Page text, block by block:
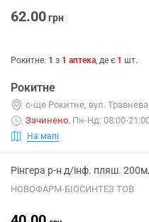
62.00грн
Рокитне: 1 з 1 аптека, де є 1 шт.
Рокитне
с-ще Рокитне, вул.
Зачинено. Пн-Нд: 08:00-
На мапі
Рінгера р-н д/інф. пляш.
НОВОФАРМ-БІОСИНТЕЗ ТОВ